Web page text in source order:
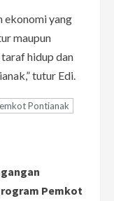
ekonomi yang
maupun
hidup dan
tutur Edi.
Pontianak
Pemkot